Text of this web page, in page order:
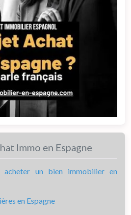
Immo en Espagne
acheter un bien immobilier en
en Espagne